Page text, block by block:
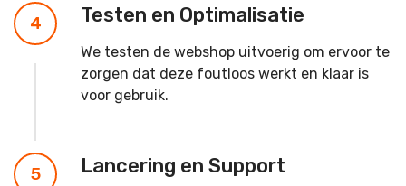
4 Testen en Optimalisatie
We testen de webshop uitvoerig om ervoor te
zorgen dat deze foutloos werkt en klaar is
voor gebruik.
5 Lancering en Support